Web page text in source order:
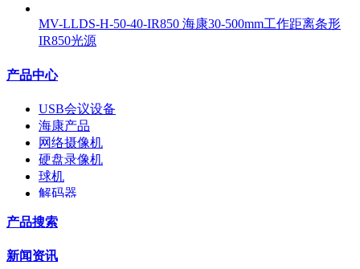
MV-LLDS-H-50-40-IR850 海康30-500mm工作距离条形
IR850光源
产品中心
USB会议设备
海康产品
网络摄像机
硬盘录像机
球机
解码器
配件
拼接屏
产品搜索
新闻资讯